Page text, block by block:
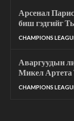
Арсенал
биш гэдгийг
CHAMPIONS
Аваргуудын
Микел Артета
CHAMPIONS